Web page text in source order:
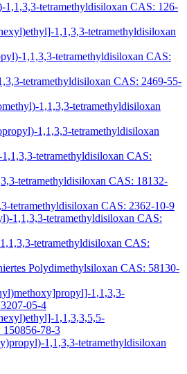
tetramethyldisiloxan CAS: 126-
1,1,3,3-tetramethyldisiloxan
1,1,3,3-tetramethyldisiloxan CAS:
tetramethyldisiloxan CAS: 2469-55-
1,1,3,3-tetramethyldisiloxan
1,1,3,3-tetramethyldisiloxan
tetramethyldisiloxan CAS:
tetramethyldisiloxan CAS: 18132-
tetramethyldisiloxan CAS: 2362-10-9
1,1,3,3-tetramethyldisiloxan CAS:
tetramethyldisiloxan CAS:
Polydimethylsiloxan CAS: 58130-
1,1,3,3-
05-4
1,1,3,3,5,5-
78-3
1,1,3,3-tetramethyldisiloxan